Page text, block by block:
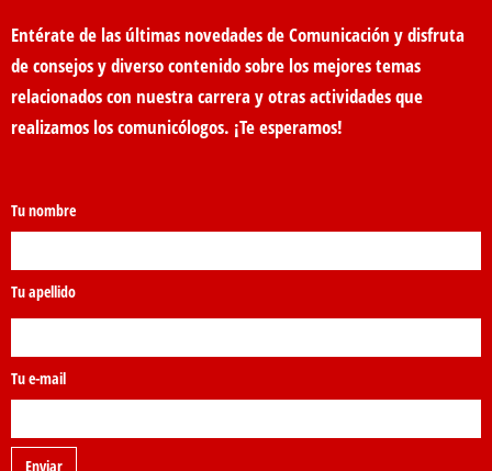
Entérate de las últimas novedades de Comunicación y disfruta
de consejos y diverso contenido sobre los mejores temas
relacionados con nuestra carrera y otras actividades que
realizamos los comunicólogos. ¡Te esperamos!
Tu nombre
Tu apellido
Tu e-mail